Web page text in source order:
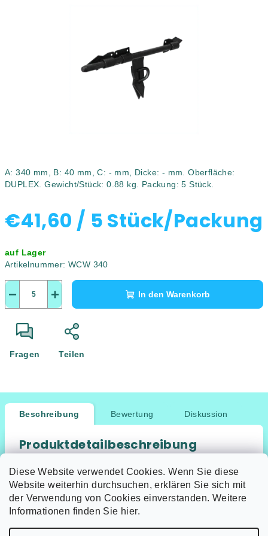
Diese Website verwendet Cookies. Wenn Sie diese
Website weiterhin durchsuchen, erklären Sie sich mit
der Verwendung von Cookies einverstanden. Weitere
Informationen finden Sie hier.
A: 340 mm, B: 40 mm, C: - mm, Dicke: - mm. Oberfläche:
DUPLEX. Gewicht/Stück: 0.88 kg. Packung: 5 Stück.
€41,60 / 5 Stück/Packung
auf Lager
Artikelnummer: WCW 340
+
− In den Warenkorb
Fragen Teilen
Beschreibung Bewertung Diskussion
Produktdetailbeschreibung
Keine Produktbeschreibung verfügbar